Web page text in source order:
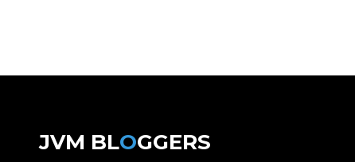
JVM BLOGGERS